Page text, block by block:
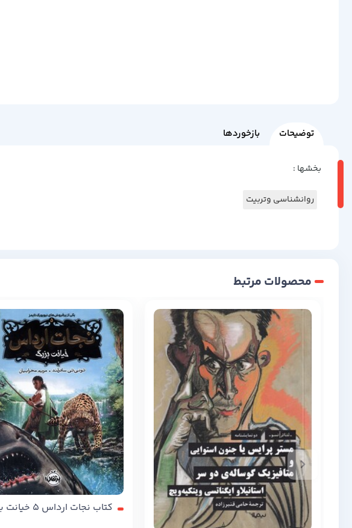
توضیحات بازخوردها
بخشها :
روانشناسی وتربیت
محصولات مرتبط
کتاب نجات ارداس 5 خیانت بزرگ